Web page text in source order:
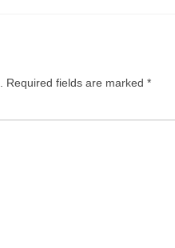
Required fields are marked *